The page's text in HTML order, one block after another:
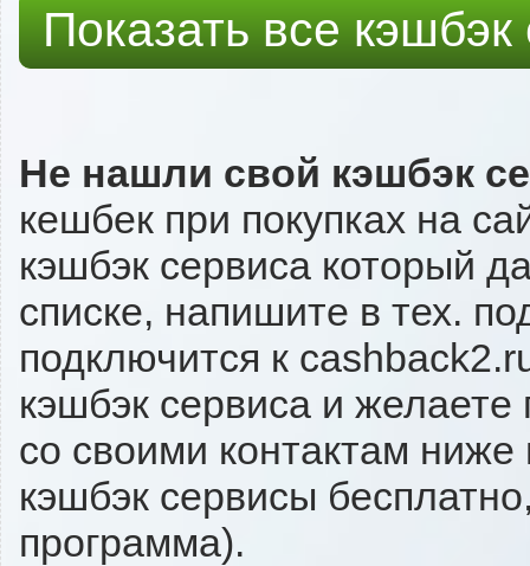
Показать все
Не нашли свой кэшбэк
кешбек при покупках на
кэшбэк сервиса который
списке, напишите в тех.
подключится к
кэшбэк сервиса и желаете
со своими контактам
кэшбэк сервисы
программа).